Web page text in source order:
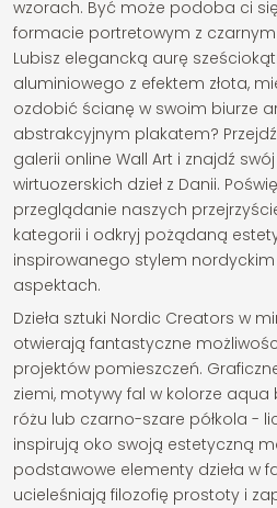
wzorach. Być może podoba ci
formacie portretowym z
Lubisz elegancką aurę
aluminiowego z efektem złota,
ozdobić ścianę w swoim biurze
abstrakcyjnym plakatem?
galerii online Wall Art i znajdź
wirtuozerskich dzieł z Danii.
przeglądanie naszych
kategorii i odkryj pożądaną
inspirowanego stylem
aspektach.
Dzieła sztuki Nordic Creators w
otwierają fantastyczne
projektów pomieszczeń.
ziemi, motywy fal w kolorze
różu lub czarno-szare półkola -
inspirują oko swoją estetyczną
podstawowe elementy dzieła w
ucieleśniają filozofię prostoty i